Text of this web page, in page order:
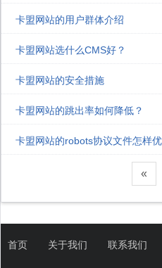
卡盟网站的用户群体介绍
卡盟网站选什么CMS好？
卡盟网站的安全措施
卡盟网站的跳出率如何降低？
卡盟网站的robots协议文件怎样
«
首页 关于我们 联系我们